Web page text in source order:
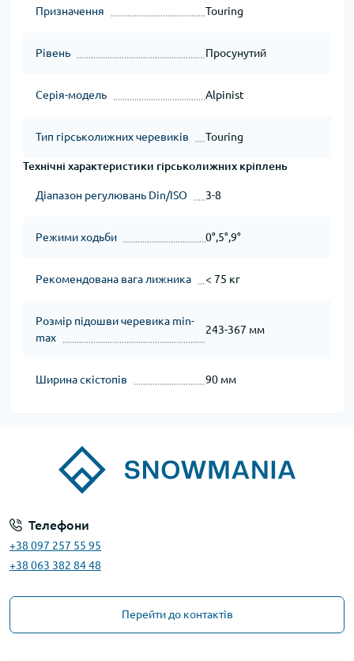
Призначення Touring
Рівень Просунутий
Серія-модель Alpinist
Тип гірськолижних черевиків Touring
Технічні характеристики гірськолижних кріплень
Діапазон регулювань Din/ISO 3-8
Режими ходьби 0°,5°,9°
Рекомендована вага лижника < 75 кг
Розмір підошви черевика min-
max
243-367 мм
Ширина скістопів 90 мм
Телефони
+38 097 257 55 95
+38 063 382 84 48
Перейти до контактів